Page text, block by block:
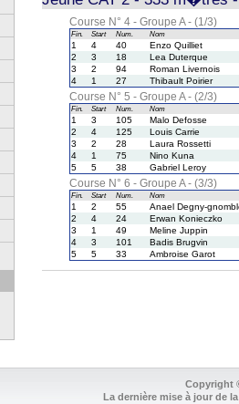
Course N° 4 - Groupe A - (1/3)
Fin. Start Num. Nom
1 4 40
Enzo Quilliet
2
3 18
Lea Duterque
3
2 94
Roman Livernois
4
1 27 Thibault Poirier
Course N° 5 - Groupe A - (2/3)
Fin. Start Num. Nom
1 3 105
Malo Defosse
2
4 125
Louis Carrie
3
2 28
Laura Rossetti
4
1 75
Nino Kuna
5
5 38 Gabriel Leroy
Course N° 6 - Groupe A - (3/3)
Fin. Start Num. Nom
1 2 55
Anael Degny-
2
4 24
Erwan Konieczko
3
1 49
Meline Juppin
4
3 101
Badis Brugvin
5
5 33 Ambroise Garot
Copyright
La dernière mise à jour de